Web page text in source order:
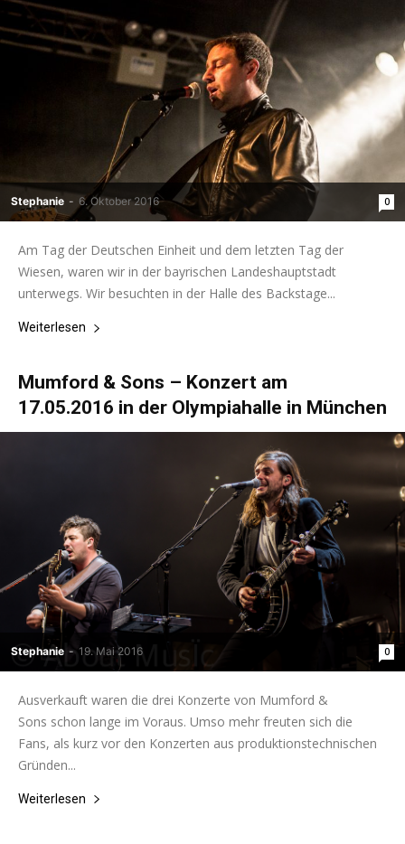
Stephanie - 6. Oktober 2016 0
Am Tag der Deutschen Einheit und dem letzten Tag der
Wiesen, waren wir in der bayrischen Landeshauptstadt
unterwegs. Wir besuchten in der Halle des Backstage...
Weiterlesen
Mumford & Sons – Konzert am
17.05.2016 in der Olympiahalle in München
Stephanie - 19. Mai 2016 0
Ausverkauft waren die drei Konzerte von Mumford &
Sons schon lange im Voraus. Umso mehr freuten sich die
Fans, als kurz vor den Konzerten aus produktionstechnischen
Gründen...
Weiterlesen